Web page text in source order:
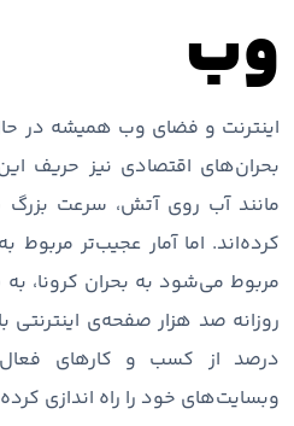
وب
اینترنت و فضای وب همیشه در
بحران‌های اقتصادی نیز حریف
مانند آب روی آتش، سرعت
کرده‌اند. اما آمار عجیب‌تر
روزانه صد هزار صفحه‌ی
درصد از کسب و کارهای فعال
وبسایت‌های خود را راه اندازی